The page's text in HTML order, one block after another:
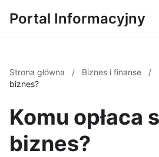
Portal Informacyjny
Strona główna / Biznes i finanse /
biznes?
Komu opłaca
biznes?